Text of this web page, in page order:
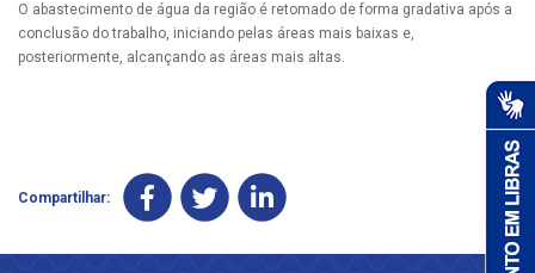
O abastecimento de água da região é retomado de forma gradativa após a
conclusão do trabalho, iniciando pelas áreas mais baixas e,
posteriormente, alcançando as áreas mais altas.
Compartilhar: